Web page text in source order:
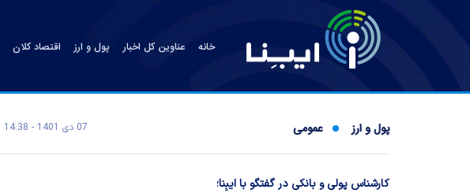
خانه عناوین کل اخبار پول و ارز اقتصاد کلان
پول و ارز عمومی 07 دی 1401 - 14:38
کارشناس پولی و بانکی در گفتگو با ایبِنا؛